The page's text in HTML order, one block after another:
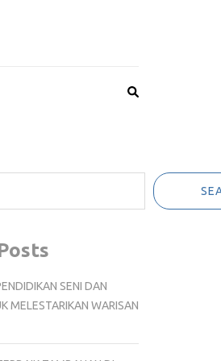
SENI DAN
MELESTARIKAN WARISAN